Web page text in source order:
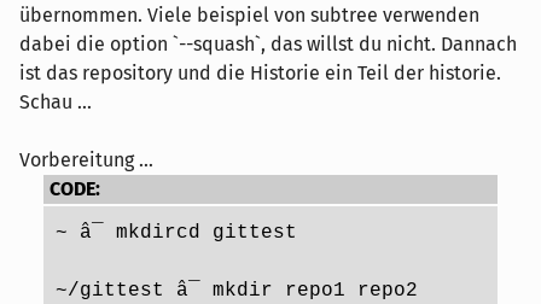
übernommen. Viele beispiel von subtree verwenden
dabei die option `--squash`, das willst du nicht. Dannach
ist das repository und die Historie ein Teil der historie.
Schau ...
Vorbereitung ...
CODE:
~ â¯ mkdircd gittest
~/gittest â¯ mkdir repo1 repo2